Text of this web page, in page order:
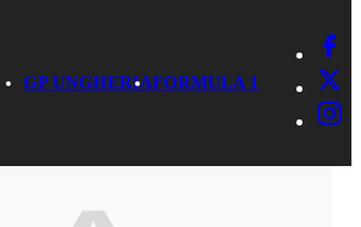
GP UNGHERIAFORMULA 1